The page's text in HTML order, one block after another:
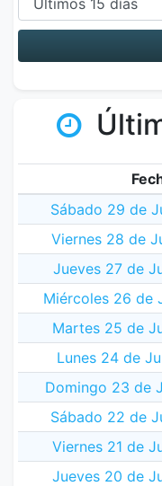
Sábado 29 de
Viernes 28 de
Jueves 27 de
Miércoles 26 de
Martes 25 de
Lunes 24 de
Domingo 23 de
Sábado 22 de
Viernes 21 de
Jueves 20 de